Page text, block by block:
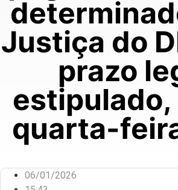
Justiça do
prazo
estipulado,
quarta-
06/01/2026